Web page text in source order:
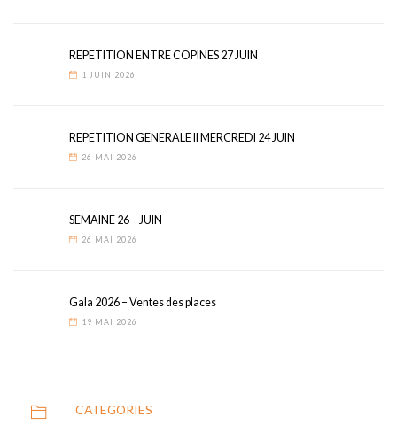
REPETITION ENTRE COPINES 27 JUIN
1 JUIN 2026
REPETITION GENERALE II MERCREDI 24 JUIN
26 MAI 2026
SEMAINE 26 – JUIN
26 MAI 2026
Gala 2026 – Ventes des places
19 MAI 2026
CATEGORIES